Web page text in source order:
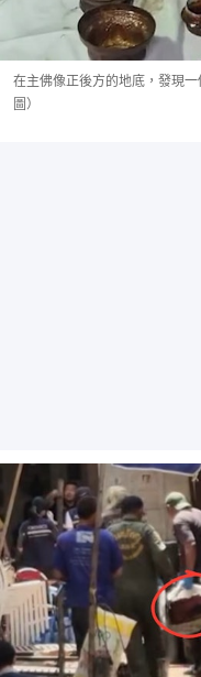
在主佛像正後方的地底，發現
圖）